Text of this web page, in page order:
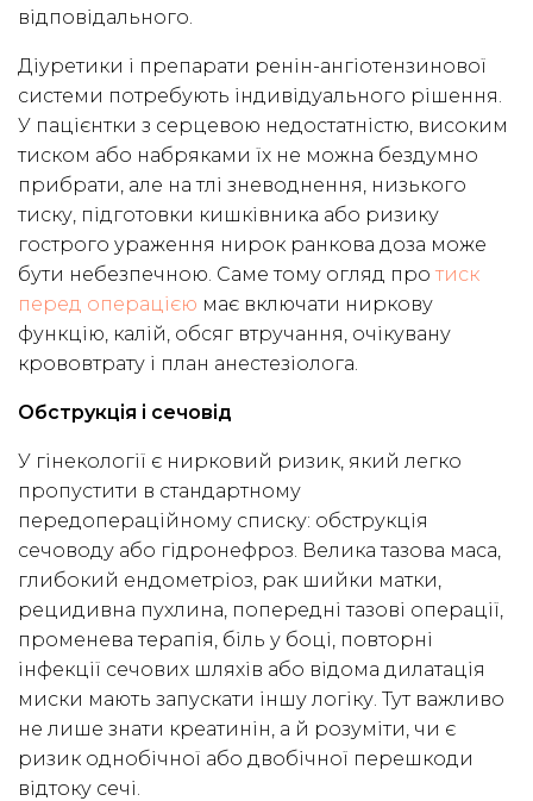
відповідального.
Діуретики і препарати ренін-ангіотензинової
системи потребують індивідуального рішення.
У пацієнтки з серцевою недостатністю, високим
тиском або набряками їх не можна бездумно
прибрати, але на тлі зневоднення, низького
тиску, підготовки кишківника або ризику
гострого ураження нирок ранкова доза може
бути небезпечною. Саме тому огляд про тиск
перед операцією має включати ниркову
функцію, калій, обсяг втручання, очікувану
крововтрату і план анестезіолога.
Обструкція і сечовід
У гінекології є нирковий ризик, який легко
пропустити в стандартному
передопераційному списку: обструкція
сечоводу або гідронефроз. Велика тазова маса,
глибокий ендометріоз, рак шийки матки,
рецидивна пухлина, попередні тазові операції,
променева терапія, біль у боці, повторні
інфекції сечових шляхів або відома дилатація
миски мають запускати іншу логіку. Тут важливо
не лише знати креатинін, а й розуміти, чи є
ризик однобічної або двобічної перешкоди
відтоку сечі.